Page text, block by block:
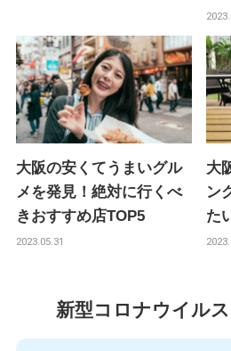
大阪の安くてうまいグル
メを発見！絶対に行くべ
きおすすめ店TOP5
2023.05.31
大
ン
た
新型コロナウイル